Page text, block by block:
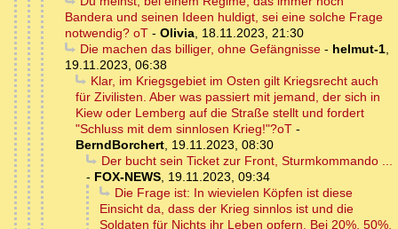
Bandera und seinen Ideen huldigt, sei eine solche Frage
notwendig? oT - Olivia, 18.11.2023, 21:30
Die machen das billiger, ohne Gefängnisse- helmut-1,
19.11.2023, 06:38
Klar, im Kriegsgebiet im Osten gilt Kriegsrecht auch
für Zivilisten. Aber was passiert mit jemand, der sich in
Kiew oder Lemberg auf die Straße stellt und fordert
"Schluss mit dem sinnlosen Krieg!"?oT -
BerndBorchert, 19.11.2023, 08:30
Der bucht sein Ticket zur Front, Sturmkommando ...
- FOX-NEWS, 19.11.2023, 09:34
Die Frage ist: In wievielen Köpfen ist diese
Einsicht da, dass der Krieg sinnlos ist und die
Soldaten für Nichts ihr Leben opfern. Bei 20%, 50%,